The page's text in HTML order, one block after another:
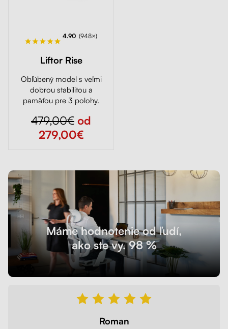
4.90 (948×)
Liftor Rise
Obľúbený model s veľmi
dobrou stabilitou a
pamäťou pre 3 polohy.
479,00€ od
279,00€
Máme hodnotenie od ľudí,
ako ste vy. 98 %
Roman